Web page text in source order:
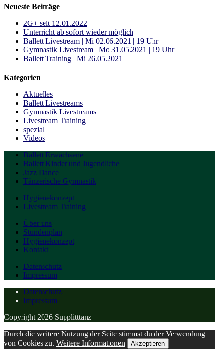
Neueste Beiträge
2G+ seit 12.01.2022
Unterricht ab sofort wieder möglich
Ballett Livestream | Mi 02.06.2021 | 19 Uhr
Gymnastik Livestream | Mo 31.05.2021 | 19 Uhr
Ballett Training | Mi 26.05.2021
Kategorien
Aktuelles
Ballett Livestreams
Gymnastik Livestreams
Livestream Training
spezial
Videos
Ballett Erwachsene
Ballett Kinder und Jugendliche
Jazz Dance
Tänzerische Gymnastik
Hygienekonzept
Livestream Training
Über uns
Stundenplan
Hygienekonzept
Kontakt
Datenschutz
Impressum
Datenschutz
Impressum
Copyright 2026 Supplitttanz
Durch die weitere Nutzung der Seite stimmst du der Verwendung
von Cookies zu. Weitere Informationen Akzeptieren